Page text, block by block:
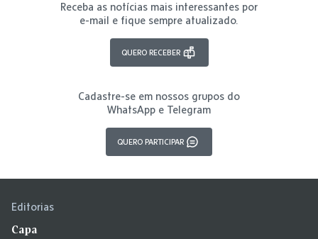
Receba as notícias mais interessantes por
e-mail e fique sempre atualizado.
QUERO RECEBER
Cadastre-se em nossos grupos do
WhatsApp e Telegram
QUERO PARTICIPAR
Editorias
Capa